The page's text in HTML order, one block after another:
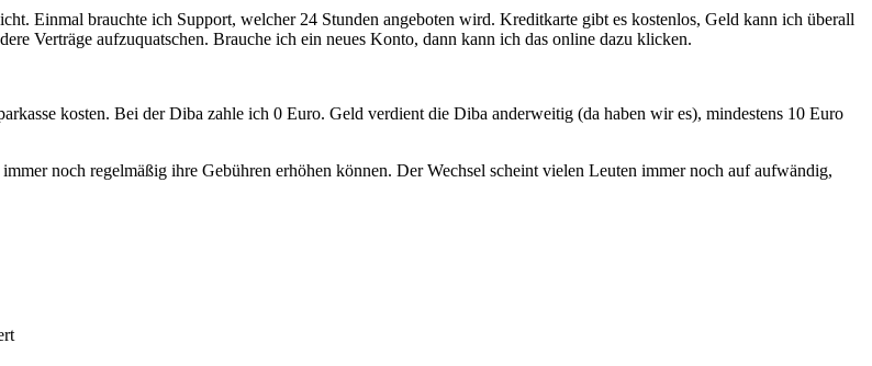
Einmal brauchte ich Support, welcher 24 Stunden angeboten wird. Kreditkarte gibt es kostenlos, Geld kann ich überall
Verträge aufzuquatschen. Brauche ich ein neues Konto, dann kann ich das online dazu klicken.
kosten. Bei der Diba zahle ich 0 Euro. Geld verdient die Diba anderweitig (da haben wir es), mindestens 10 Euro
noch regelmäßig ihre Gebühren erhöhen können. Der Wechsel scheint vielen Leuten immer noch auf aufwändig,